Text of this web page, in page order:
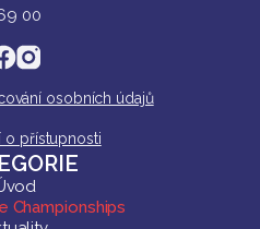
00
osobních údajů
o přístupnosti
Championships